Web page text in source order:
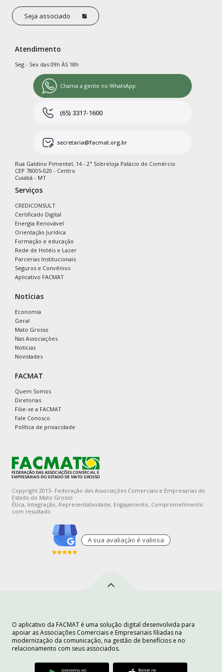
Seja associado
Atendimento
Seg - Sex das 09h ÀS 18h
Chama a gente no WhatsApp
(65) 3317-1600
secretaria@facmat.org.br
Rua Galdino Pimentel, 14 - 2ª Sobreloja Palácio do Comércio
CEP 78005-020 - Centro
Cuiabá - MT
Serviços
CREDICONSULT
Certificado Digital
Energia Renovável
Orientação Jurídica
Formação e educação
Rede de Hotéis e Lazer
Parcerias Institucionais
Seguros e Convênios
Aplicativo FACMAT
Notícias
Economia
Geral
Mato Grosso
Nas Associações
Notícias
Novidades
FACMAT
Quem Somos
Diretorias
Filie-se a FACMAT
Fale Conosco
Política de privacidade
Copyright 2015- Federação das Associações Comerciais e Empresarias do
Estado do Mato Grosso
Ética, Integração, Representatividade, Engajamento, Comprometimento
com resultado.
A sua avaliaçào é valiosa
O aplicativo da FACMAT é uma solução digital desenvolvida para
apoiar as Associações Comerciais e Empresariais filiadas na
modernização da comunicação, na gestão de benefícios e no
relacionamento com seus associados.